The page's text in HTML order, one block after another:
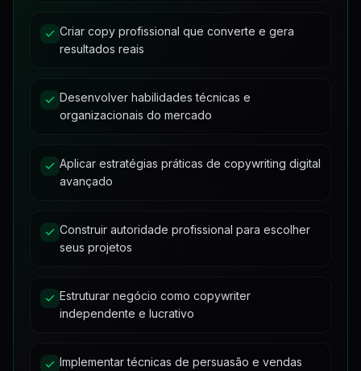
Criar copy profissional que converte e gera
resultados reais
Desenvolver habilidades técnicas e
organizacionais do mercado
Aplicar estratégias práticas de copywriting digital
avançado
Construir autoridade profissional para escolher
seus projetos
Estruturar negócio como copywriter
independente e lucrativo
Implementar técnicas de persuasão e vendas